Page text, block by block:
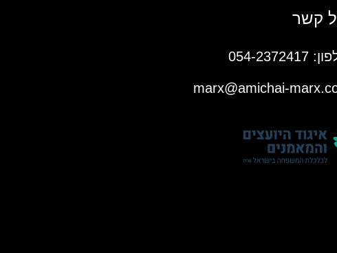
קשר
054-2372417
marx@amichai-